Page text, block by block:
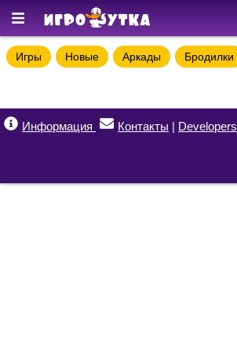
Игры Новые Аркады Бродилки
Информация Контакты | Developers